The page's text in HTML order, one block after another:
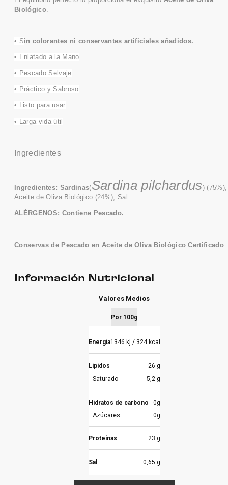
Biológico.
• Sin colorantes ni conservantes artificialesañadidos.
• Enlatado a la Mano
• Pescado Selvaje
• Práctico y Sabroso
• Listo para usar
• Larga vida útil
Ingredientes
Ingredientes: Sardinas(Sardina pilchardus) (75%),
Aceite de Oliva Biológico (24%), Sal .
ALÉRGENOS: Contiene Pescado.
Conservas de Pescado en Aceite de Oliva Biológico Certificado
Información Nutricional
Valores Medios
Por 100g
Energía1346 kj / 324 kcal
Lipidos
26 g
Saturado
5,2 g
Hidratos de carbono
0g
Azúcares
0g
Proteinas 23 g
Sal 0,65 g